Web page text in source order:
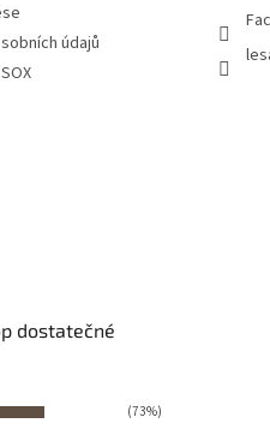
údajů
dostatečné
(73%)